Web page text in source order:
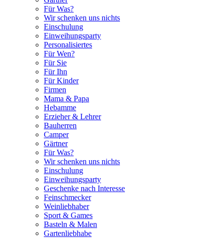
Für Was?
Wir schenken uns nichts
Einschulung
Einweihungsparty
Personalisiertes
Für Wen?
Für Sie
Für Ihn
Für Kinder
Firmen
Mama & Papa
Hebamme
Erzieher & Lehrer
Bauherren
Camper
Gärtner
Für Was?
Wir schenken uns nichts
Einschulung
Einweihungsparty
Geschenke nach Interesse
Feinschmecker
Weinliebhaber
Sport & Games
Basteln & Malen
Gartenliebhabe